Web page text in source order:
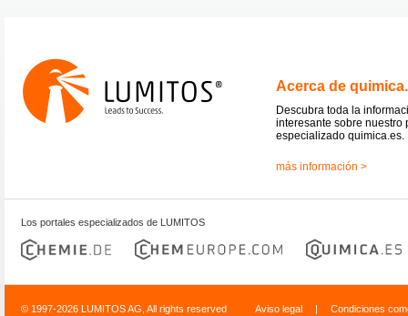
Acerca de
Descubra toda la
interesante sobre nuestro
especializado quimica.es.
más información >
Los portales especializados de LUMITOS
© 1997-2026 LUMITOS AG, All rights reserved Aviso legal | Condiciones